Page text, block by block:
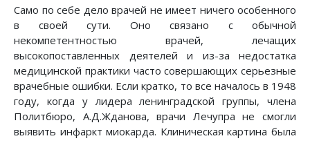
Само по себе дело врачей не имеет ничего особенного
в своей сути. Оно связано с обычной
некомпетентностью врачей, лечащих
высокопоставленных деятелей и из-за недостатка
медицинской практики часто совершающих серьезные
врачебные ошибки. Если кратко, то все началось в 1948
году, когда у лидера ленинградской группы, члена
Политбюро, А.Д.Жданова, врачи Лечупра не смогли
выявить инфаркт миокарда. Клиническая картина была